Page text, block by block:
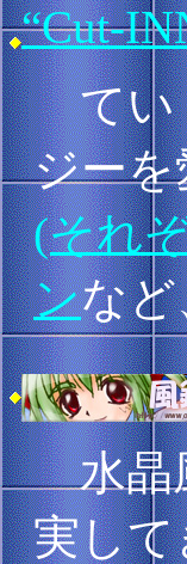
“Cut-
てい
ジー
(それ
ンなど
水晶
実し